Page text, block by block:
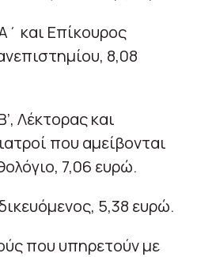
και Επίκουρος
8,08
Λέκτορας και
που αμείβονται
7,06 ευρώ.
5,38 ευρώ.
που υπηρετούν με